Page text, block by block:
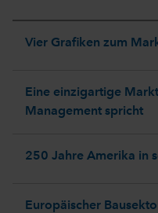
Vier Grafiken zum
Eine einzigartige
Management spricht
250 Jahre Amerika in
Europäischer